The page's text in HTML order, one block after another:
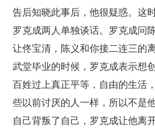
告后知晓此事后，他很疑惑。这
罗克成两人单独谈话。罗克成问
让佟宝清，陈义和你接二连三的
武堂毕业的时候，罗克成表示想
百姓过上真正平等，自由的生活
些以前讨厌的人一样，所以不是
自己背叛了自己，罗克成让他离